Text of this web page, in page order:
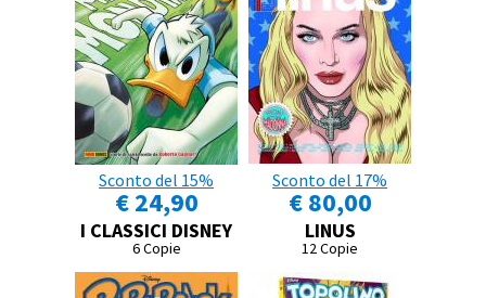
Sconto del 15%
€ 24,90
I CLASSICI DISNEY
6 Copie
Sconto del 17%
€ 80,00
LINUS
12 Copie